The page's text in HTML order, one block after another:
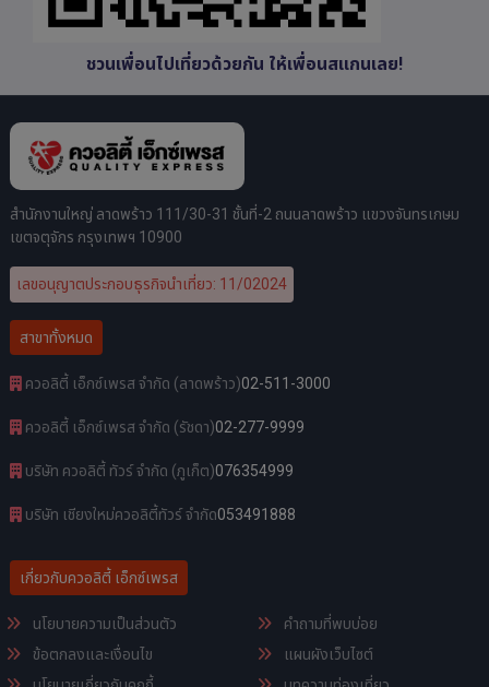
ชวนเพื่อนไปเที่ยวด้วยกัน ให้เพื่อนสแกนเลย!
สำนักงานใหญ่ ลาดพร้าว 111/30-31 ชั้นที่-2 ถนนลาดพร้าว แขวงจันทรเกษม
เขตจตุจักร กรุงเทพฯ 10900
เลขอนุญาตประกอบธุรกิจนำเที่ยว: 11/02024
สาขาทั้งหมด
ควอลิตี้ เอ็กซ์เพรส จำกัด (ลาดพร้าว)02-511-3000
ควอลิตี้ เอ็กซ์เพรส จำกัด (รัชดา)02-277-9999
บริษัท ควอลิตี้ ทัวร์ จำกัด (ภูเก็ต)076354999
บริษัท เชียงใหม่ควอลิตี้ทัวร์ จำกัด053491888
เกี่ยวกับควอลิตี้ เอ็กซ์เพรส
นโยบายความเป็นส่วนตัว
ข้อตกลงและเงื่อนไข
คำถามที่พบบ่อย
แผนผังเว็บไซต์